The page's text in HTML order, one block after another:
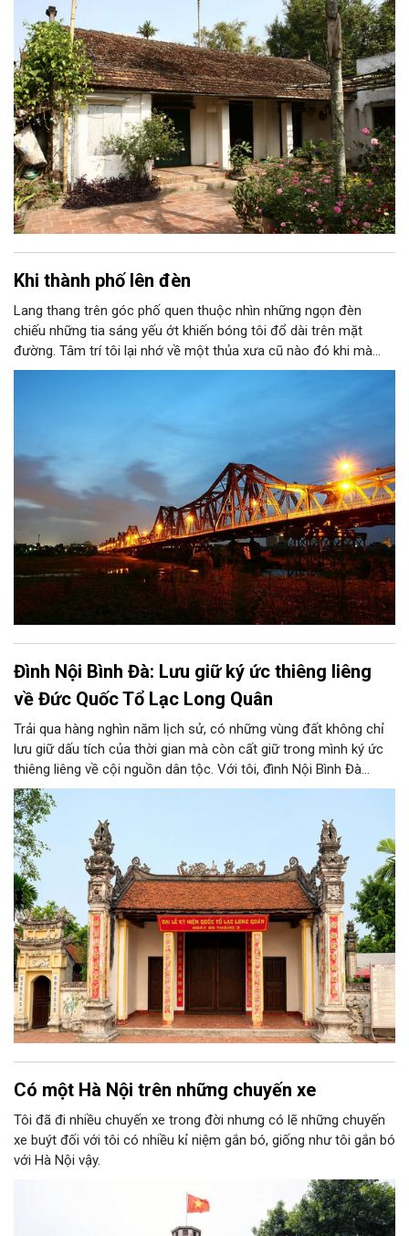
thơm nồng khói lửa…; nhớ ông tôi rất nghiêm, bà tôi rất hiền và
cô tôi (tất nhiên khi đó chưa lấy chồng) thì rất tuyệt vời!
Khi thành phố lên đèn
Lang thang trên góc phố quen thuộc nhìn những ngọn đèn
chiếu những tia sáng yếu ớt khiến bóng tôi đổ dài trên mặt
đường. Tâm trí tôi lại nhớ về một thủa xưa cũ nào đó khi mà
ánh sáng vẫn còn chút gì đó mới mẻ. Bởi thế mà tôi lại vô cùng
chút háo hức mong chờ. Chờ đợi khoảnh khắc ấy. Khoảnh khắc
tưởng chừng như rất đơn giản, rất đỗi bình thường và vẫn diễn
ra hàng ngày ấy. Bây giờ ánh sáng có thể nhìn thấy bất kỳ đâu,
bất kỳ chỗ nào và đủ mọi màu sắc nhưng trước kia thì khác.
Ánh sáng là một điều gì đó rất xa xỉ.
Đình Nội Bình Đà: Lưu giữ ký ức thiêng liêng
về Đức Quốc Tổ Lạc Long Quân
Trải qua hàng nghìn năm lịch sử, có những vùng đất không chỉ
lưu giữ dấu tích của thời gian mà còn cất giữ trong mình ký ức
thiêng liêng về cội nguồn dân tộc. Với tôi, đình Nội Bình Đà
không chỉ là ngôi đình cổ của quê hương, mà còn gắn với tuổi
thơ, với những mùa lễ hội tháng ba âm lịch và với niềm tự hào
về vùng đất thờ Đức Quốc Tổ Lạc Long Quân, vị thủy tổ của
dân tộc Việt Nam.
Có một Hà Nội trên những chuyến xe
Tôi đã đi nhiều chuyến xe trong đời nhưng có lẽ những chuyến
xe buýt đối với tôi có nhiều kỉ niệm gắn bó, giống như tôi gắn bó
với Hà Nội vậy.